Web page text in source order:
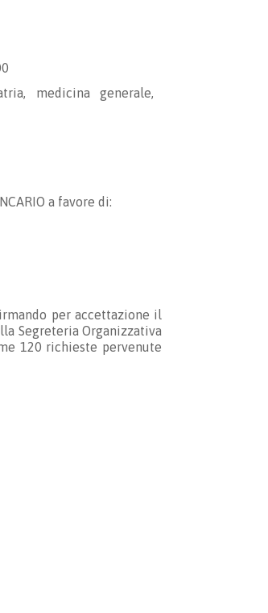
medicina generale,
a favore di:
per accettazione il
Segreteria Organizzativa
120 richieste pervenute